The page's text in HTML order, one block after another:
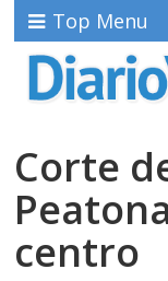
Top Menu
Corte
centro